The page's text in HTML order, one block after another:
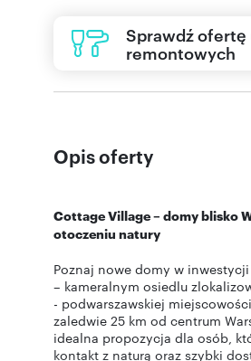
Sprawdź ofertę
remontowych
Opis oferty
Cottage Village – domy blisko
otoczeniu natury
Poznaj nowe domy w inwestycji
– kameralnym osiedlu
- podwarszawskiej
zaledwie 25 km od centrum
idealna propozycja dla osób,
kontakt z naturą oraz szybki